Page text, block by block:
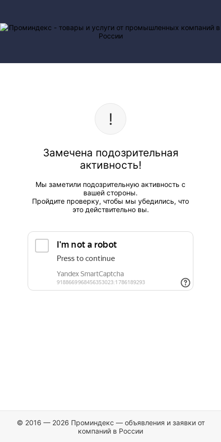
Замечена подозрительная
активность!
Мы заметили подозрительную активность с
вашей стороны.
Пройдите проверку, чтобы мы убедились, что
это действительно вы.
© 2016 — 2026 Проминдекс — объявления и заявки от
компаний в России